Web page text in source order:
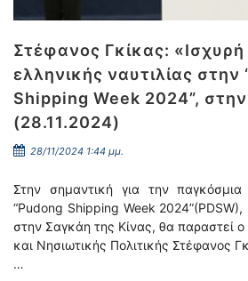
Στέφανος Γκίκας:
ελληνικής ναυτιλίας στην
Shipping Week 2024”,
(28.11.2024)
28/11/2024 1:44 μμ.
Στην σημαντική για την παγκόσμια
“Pudong Shipping Week 2024”(PDSW),
στην Σαγκάη της Κίνας, θα παραστεί
και Νησιωτικής Πολιτικής Στέφανος
…